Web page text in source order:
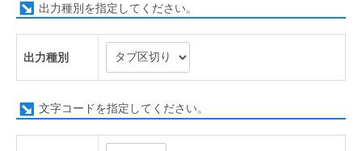
出力種別を指定してください。
出力種別
文字コードを指定してください。